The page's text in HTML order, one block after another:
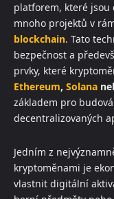
platforem, které jsou
mnoho projektů v
blockchain. Tato
bezpečnost a
prvky, které
Ethereum, Solana
základem pro
decentralizovaných
Jedním z
kryptoměnami je
vlastnit digitální